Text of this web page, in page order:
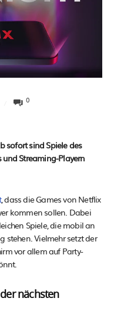
0
sofort sind Spiele des
und Streaming-Playern
, dass die Games von Netflix
kommen sollen. Dabei
Spiele, die mobil an
stehen. Vielmehr setzt der
vor allem auf Party-
nächsten